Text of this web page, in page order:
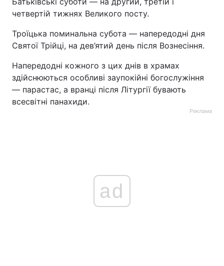
четвертій тижнях Великого посту.
Троїцька поминальна субота — напередодні дня
Святої Трійці, на дев’ятий день після Вознесіння.
Напередодні кожного з цих днів в храмах
здійснюються особливі заупокійні богослужіння
— парастас, а вранці після Літургії бувають
всесвітні панахиди.
Реклама
ad